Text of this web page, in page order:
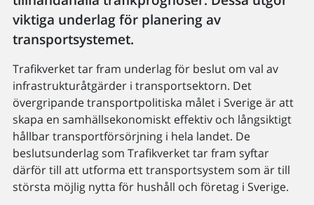
viktiga underlag för planering av
transportsystemet.
Trafikverket tar fram underlag för beslut om val av
infrastrukturåtgärder i transportsektorn. Det
övergripande transportpolitiska målet i Sverige är att
skapa en samhällsekonomiskt effektiv och långsiktigt
hållbar transportförsörjning i hela landet. De
beslutsunderlag som Trafikverket tar fram syftar
därför till att utforma ett transportsystem som är till
största möjlig nytta för hushåll och företag i Sverige.